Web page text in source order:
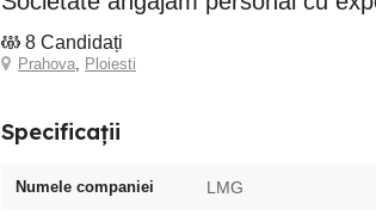
8 Candidați
Prahova, Ploiesti
Specificații
Numele companiei LMG